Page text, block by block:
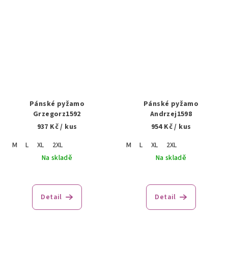
Pánské pyžamo
Grzegorz1592
937 Kč/ kus
M
L XL
2XL
Na skladě
Detail
Pánské pyžamo
Andrzej1598
954 Kč/ kus
M
L XL
2XL
Na skladě
Detail